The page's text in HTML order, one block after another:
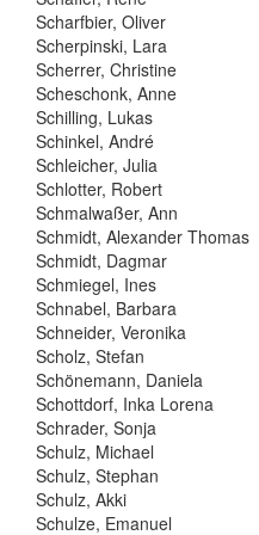
Scharfbier, Oliver
Scherpinski, Lara
Scherrer, Christine
Scheschonk, Anne
Schilling, Lukas
Schinkel, André
Schleicher, Julia
Schlotter, Robert
Schmalwaßer, Ann
Schmidt, Alexander Thomas
Schmidt, Dagmar
Schmiegel, Ines
Schnabel, Barbara
Schneider, Veronika
Scholz, Stefan
Schönemann, Daniela
Schottdorf, Inka Lorena
Schrader, Sonja
Schulz, Michael
Schulz, Stephan
Schulz, Akki
Schulze, Emanuel